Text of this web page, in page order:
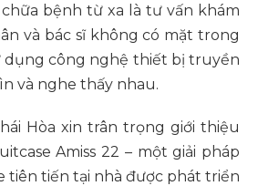
bệnh từ xa là tư vấn khám
và bác sĩ không có mặt trong
dụng công nghệ thiết bị truyền
và nghe thấy nhau.
Hòa xin trân trọng giới thiệu
Amiss 22 – một giải pháp
tiên tiến tại nhà được phát triển